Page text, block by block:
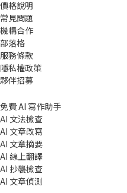
價格說明
常見問題
機構合作
部落格
服務條款
隱私權政策
夥伴招募
免費 AI 寫作助手
AI 文法檢查
AI 文章改寫
AI 文章摘要
AI 線上翻譯
AI 抄襲檢查
AI 文章偵測